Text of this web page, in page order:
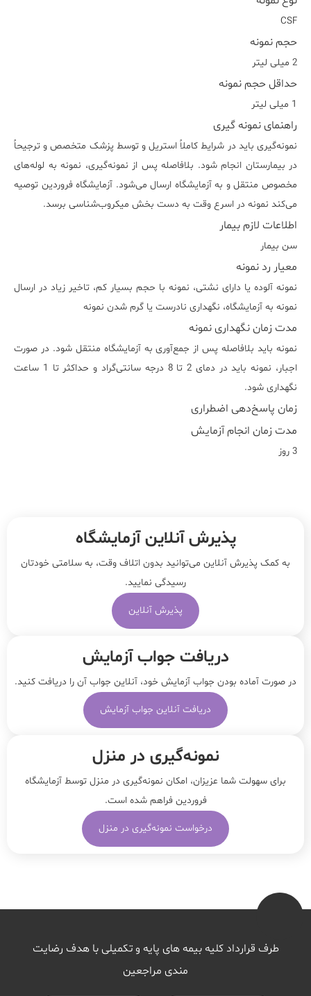
CSF
حجم نمونه
2 میلی لیتر
حداقل حجم نمونه
1 میلی لیتر
راهنمای نمونه گیری
نمونه‌گیری باید در شرایط کاملاً استریل و توسط پزشک متخصص و ترجیحاً
در بیمارستان انجام شود. بلافاصله پس از نمونه‌گیری، نمونه به لوله‌های
مخصوص منتقل و به آزمایشگاه ارسال می‌شود. آزمایشگاه فروردین توصیه
می‌کند نمونه در اسرع وقت به دست بخش میکروب‌شناسی برسد.
اطلاعات لازم بیمار
سن بیمار
معیار رد نمونه
نمونه آلوده یا دارای نشتی، نمونه با حجم بسیار کم، تاخیر زیاد در ارسال
نمونه به آزمایشگاه، نگهداری نادرست یا گرم شدن نمونه
مدت زمان نگهداری نمونه
نمونه باید بلافاصله پس از جمع‌آوری به آزمایشگاه منتقل شود. در صورت
اجبار، نمونه باید در دمای 2 تا 8 درجه سانتی‌گراد و حداکثر تا 1 ساعت
نگهداری شود.
زمان پاسخ‌دهی اضطراری
مدت زمان انجام آزمایش
3 روز
پذیرش آنلاین آزمایشگاه
به کمک پذیرش آنلاین می‌توانید بدون اتلاف وقت، به سلامتی خودتان
رسیدگی نمایید.
پذیرش آنلاین
دریافت جواب آزمایش
در صورت آماده بودن جواب آزمایش خود، آنلاین جواب‌ آن را دریافت کنید.
دریافت آنلاین جواب آزمایش
نمونه‌‌گیری در منزل
برای سهولت شما عزیزان، امکان نمونه‌گیری در منزل توسط آزمایشگاه
فروردین فراهم شده است.
درخواست نمونه‌گیری در منزل
طرف قرارداد کلیه بیمه های پایه و تکمیلی با هدف رضایت
مندی مراجعین